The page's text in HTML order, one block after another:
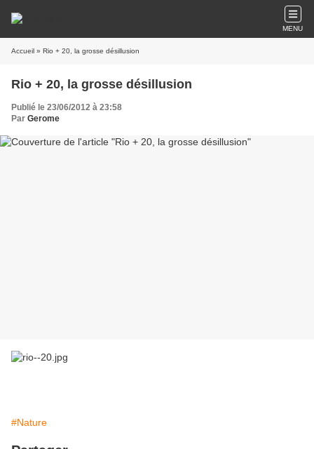
MENU
Accueil » Rio + 20, la grosse désillusion
Rio + 20, la grosse désillusion
Publié le 23/06/2012 à 23:58
Par Gerome
#Nature